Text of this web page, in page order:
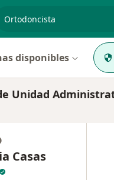
especialidad,
disponibles
Unidad
Casas